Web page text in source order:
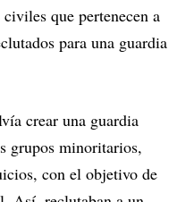
que pertenecen a
para una guardia
crear una guardia
grupos minoritarios,
con el objetivo de